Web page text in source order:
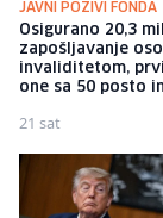
JAVNI POZIVI FONDA
Osigurano 20,3
zapošljavanje
invaliditetom,
one sa 50 posto
21 sat